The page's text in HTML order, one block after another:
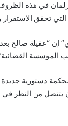
في هذه
تحقق الاستقرار
إن “عقيلة صالح
المؤسسة
محكمة دستورية
يتنصل من النظر